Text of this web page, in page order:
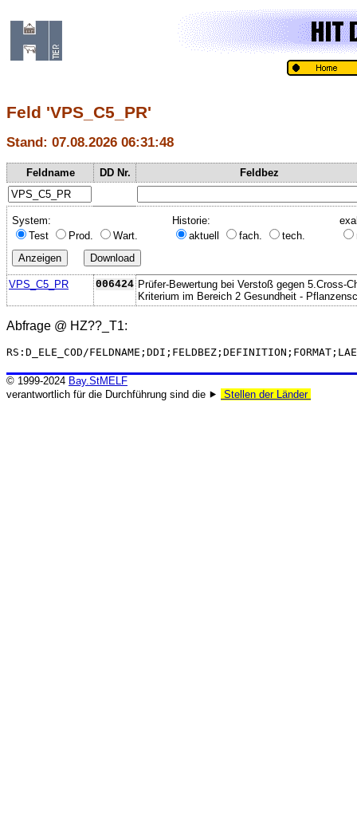
Feld 'VPS_C5_PR'
Stand: 07.08.2026 06:31:48
Feldname DD Nr. Feldbez
System:
Test
Prod. Wart.
Historie:
aktuell
fach. tech.
VPS_C5_PR 006424 Prüfer-Bewertung bei Verstoß gegen 5.Cross-
Kriterium im Bereich 2 Gesundheit -
Abfrage @ HZ??_T1:
RS:D_ELE_COD/
© 1999-2024 Bay.StMELF
verantwortlich für die Durchführung sind die ⯈
Stellen der Länder